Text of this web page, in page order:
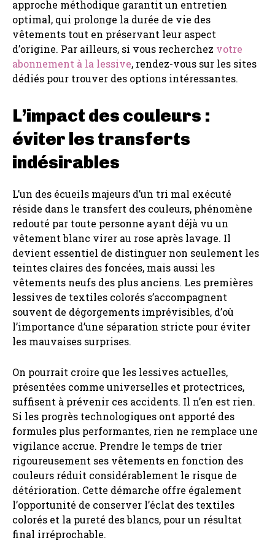
approche méthodique garantit un entretien
optimal, qui prolonge la durée de vie des
vêtements tout en préservant leur aspect
d’origine. Par ailleurs, si vous recherchez votre
abonnement à la lessive, rendez-vous sur les sites
dédiés pour trouver des options intéressantes.
L’impact des couleurs :
éviter les transferts
indésirables
L’un des écueils majeurs d’un tri mal exécuté
réside dans le transfert des couleurs, phénomène
redouté par toute personne ayant déjà vu un
vêtement blanc virer au rose après lavage. Il
devient essentiel de distinguer non seulement les
teintes claires des foncées, mais aussi les
vêtements neufs des plus anciens. Les premières
lessives de textiles colorés s’accompagnent
souvent de dégorgements imprévisibles, d’où
l’importance d’une séparation stricte pour éviter
les mauvaises surprises.
On pourrait croire que les lessives actuelles,
présentées comme universelles et protectrices,
suffisent à prévenir ces accidents. Il n’en est rien.
Si les progrès technologiques ont apporté des
formules plus performantes, rien ne remplace une
vigilance accrue. Prendre le temps de trier
rigoureusement ses vêtements en fonction des
couleurs réduit considérablement le risque de
détérioration. Cette démarche offre également
l’opportunité de conserver l’éclat des textiles
colorés et la pureté des blancs, pour un résultat
final irréprochable.